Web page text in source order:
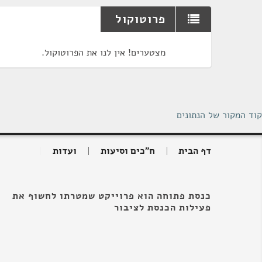
פרוטוקול
מצטערים! אין לנו את הפרוטוקול.
קוד המקור של הנתונים
דף הבית ח"כים וסיעות ועדות
כנסת פתוחה הוא פרוייקט שמטרתו לחשוף את
פעילות הכנסת לציבור